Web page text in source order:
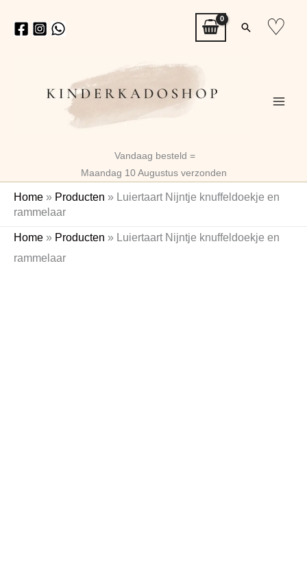
naar
Zoeken
♡
Vandaag besteld =
Maandag 10 Augustus verzonden
Home » Producten » Luiertaart Nijntje knuffeldoekje en
rammelaar
Home » Producten » Luiertaart Nijntje knuffeldoekje en
rammelaar
Luiertaart
knuffeldoekje